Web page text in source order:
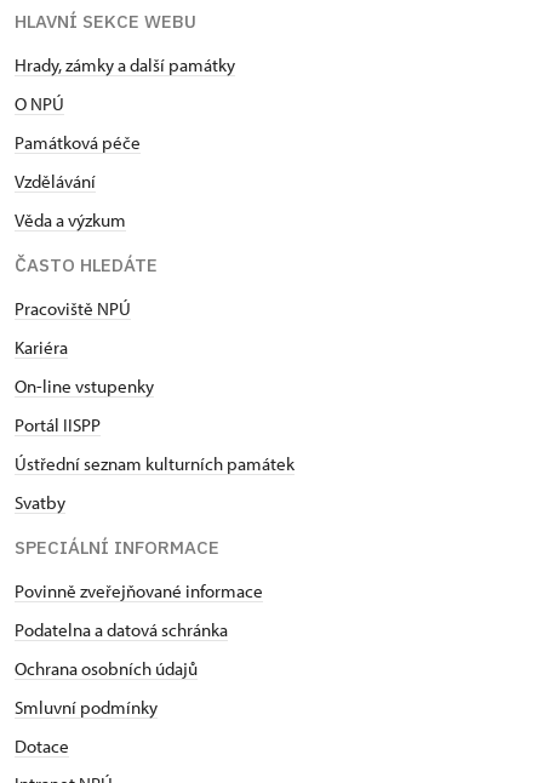
HLAVNÍ SEKCE WEBU
Hrady, zámky a další památky
O NPÚ
Památková péče
Vzdělávání
Věda a výzkum
ČASTO HLEDÁTE
Pracoviště NPÚ
Kariéra
On-line vstupenky
Portál IISPP
Ústřední seznam kulturních památek
Svatby
SPECIÁLNÍ INFORMACE
Povinně zveřejňované informace
Podatelna a datová schránka
Ochrana osobních údajů
Smluvní podmínky
Dotace